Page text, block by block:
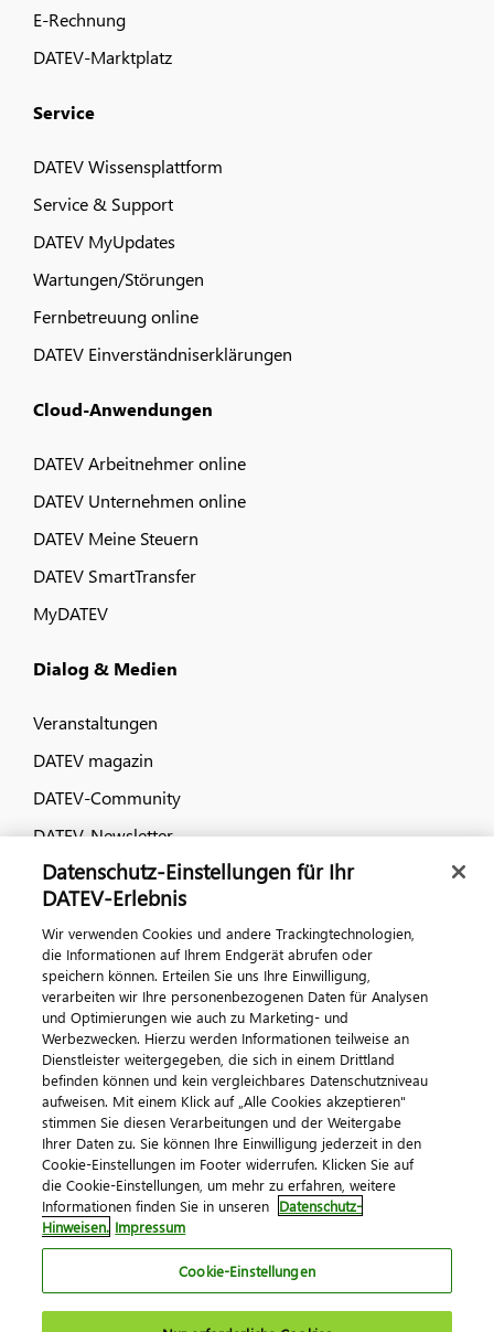
E-Rechnung
DATEV-Marktplatz
Service
DATEV Wissensplattform
Service & Support
DATEV MyUpdates
Wartungen/Störungen
Fernbetreuung online
DATEV Einverständniserklärungen
Cloud-Anwendungen
DATEV Arbeitnehmer online
DATEV Unternehmen online
DATEV Meine Steuern
DATEV SmartTransfer
MyDATEV
Dialog & Medien
Veranstaltungen
DATEV magazin
DATEV-Community
DATEV-Newsletter
Kontaktieren Sie uns
© 2026 DATEV eG
ImpressumDatenschutzAGB Kontakt
Cookie-Einstellungen
Datenschutz-Einstellungen für Ihr
DATEV-Erlebnis
Wir verwenden Cookies und andere Trackingtechnologien,
die Informationen auf Ihrem Endgerät abrufen oder
speichern können. Erteilen Sie uns Ihre Einwilligung,
verarbeiten wir Ihre personenbezogenen Daten für Analysen
und Optimierungen wie auch zu Marketing- und
Werbezwecken. Hierzu werden Informationen teilweise an
Dienstleister weitergegeben, die sich in einem Drittland
befinden können und kein vergleichbares Datenschutzniveau
aufweisen. Mit einem Klick auf „Alle Cookies akzeptieren"
stimmen Sie diesen Verarbeitungen und der Weitergabe
Ihrer Daten zu. Sie können Ihre Einwilligung jederzeit in den
Cookie-Einstellungen im Footer widerrufen. Klicken Sie auf
die Cookie-Einstellungen, um mehr zu erfahren, weitere
Informationen finden Sie in unseren Datenschutz-
Hinweisen. Impressum
Cookie-Einstellungen